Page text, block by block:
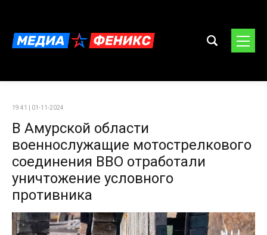
19:41 | 01-11-2024
В Амурской области
военнослужащие мотострелкового
соединения ВВО отработали
уничтожение условного
противника